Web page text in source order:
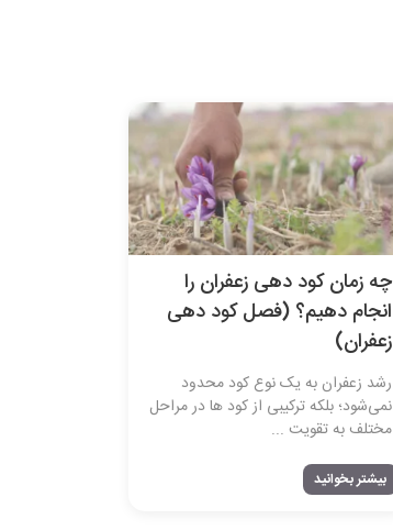
چه زمان کود دهی زعفران را
انجام دهیم؟ (فصل کود دهی
زعفران)
رشد زعفران به یک نوع کود محدود
نمی‌شود؛ بلکه ترکیبی از کود ها در مراحل
مختلف به تقویت ...
بیشتر بخوانید